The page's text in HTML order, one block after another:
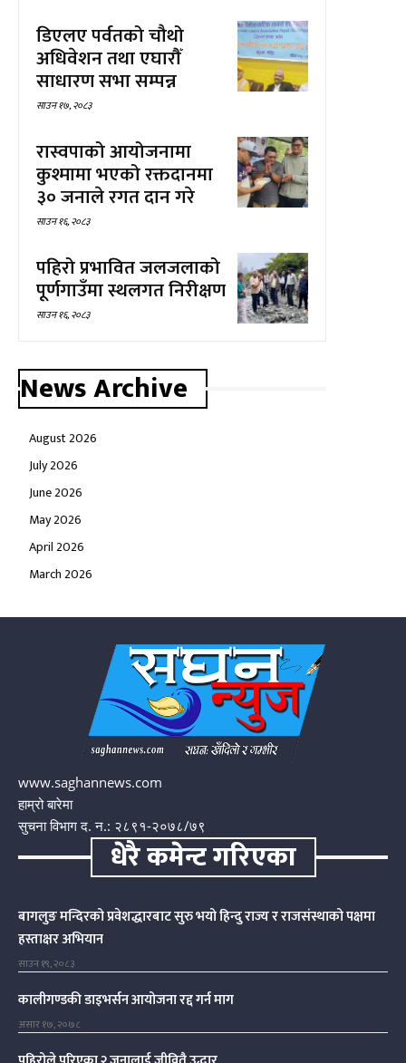
डिएलए पर्वतको चौथो
अधिवेशन तथा एघारौँ
साधारण सभा सम्पन्न
साउन १७, २०८३
रास्वपाको आयोजनामा
कुश्मामा भएको रक्तदानमा
३० जनाले रगत दान गरे
साउन १६, २०८३
पहिरो प्रभावित जलजलाको
पूर्णगाउँमा स्थलगत निरीक्षण
साउन १६, २०८३
News Archive
August 2026
July 2026
June 2026
May 2026
April 2026
March 2026
www.saghannews.com
हाम्रो बारेमा
सुचना विभाग द. न.: २८९१-२०७८/७९
धेरै कमेन्ट गरिएका
बागलुङ मन्दिरको प्रवेशद्धारबाट सुरु भयो हिन्दु राज्य र राजसंस्थाको पक्षमा
हस्ताक्षर अभियान
साउन १९, २०८३
कालीगण्डकी डाइभर्सन आयोजना रद्द गर्न माग
असार १७, २०७८